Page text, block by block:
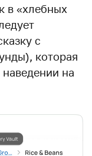
в «хлебных
с
которая
на